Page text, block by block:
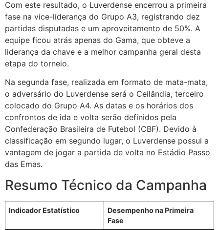
Com este resultado, o Luverdense encerrou a primeira
fase na vice-liderança do Grupo A3, registrando dez
partidas disputadas e um aproveitamento de 50%. A
equipe ficou atrás apenas do Gama, que obteve a
liderança da chave e a melhor campanha geral desta
etapa do torneio.
Na segunda fase, realizada em formato de mata-mata,
o adversário do Luverdense será o Ceilândia, terceiro
colocado do Grupo A4. As datas e os horários dos
confrontos de ida e volta serão definidos pela
Confederação Brasileira de Futebol (CBF). Devido à
classificação em segundo lugar, o Luverdense possui a
vantagem de jogar a partida de volta no Estádio Passo
das Emas.
Resumo Técnico da Campanha
Indicador Estatístico
Desempenho na Primeira
Fase